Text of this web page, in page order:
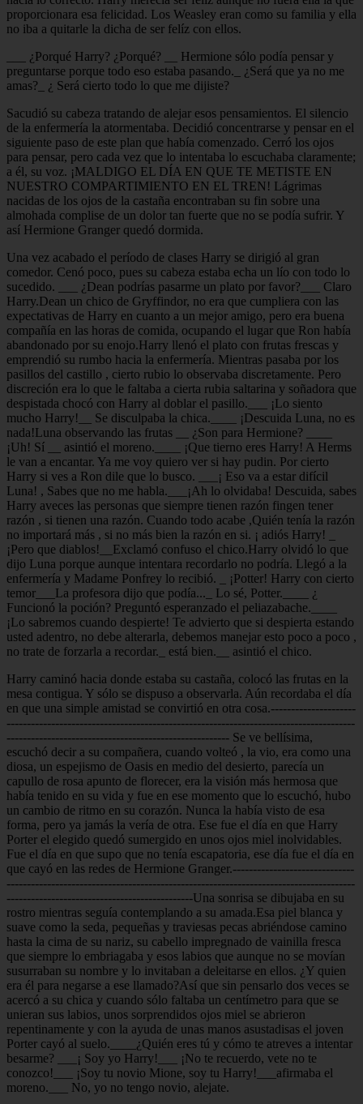
proporcionara esa felicidad. Los Weasley eran como su familia y ella
no iba a quitarle la dicha de ser felíz con ellos.
___ ¿Porqué Harry? ¿Porqué? __ Hermione sólo podía pensar y
preguntarse porque todo eso estaba pasando._ ¿Será que ya no me
amas?_ ¿ Será cierto todo lo que me dijiste?
Sacudió su cabeza tratando de alejar esos pensamientos. El silencio
de la enfermería la atormentaba. Decidió concentrarse y pensar en el
siguiente paso de este plan que había comenzado. Cerró los ojos
para pensar, pero cada vez que lo intentaba lo escuchaba claramente;
a él, su voz. ¡MALDIGO EL DÍA EN QUE TE METISTE EN
NUESTRO COMPARTIMIENTO EN EL TREN! Lágrimas
nacidas de los ojos de la castaña encontraban su fin sobre una
almohada complise de un dolor tan fuerte que no se podía sufrir. Y
así Hermione Granger quedó dormida.
Una vez acabado el período de clases Harry se dirigió al gran
comedor. Cenó poco, pues su cabeza estaba echa un lío con todo lo
sucedido. ___ ¿Dean podrías pasarme un plato por favor?___ Claro
Harry.Dean un chico de Gryffindor, no era que cumpliera con las
expectativas de Harry en cuanto a un mejor amigo, pero era buena
compañía en las horas de comida, ocupando el lugar que Ron había
abandonado por su enojo.Harry llenó el plato con frutas frescas y
emprendió su rumbo hacia la enfermería. Mientras pasaba por los
pasillos del castillo , cierto rubio lo observaba discretamente. Pero
discreción era lo que le faltaba a cierta rubia saltarina y soñadora que
despistada chocó con Harry al doblar el pasillo.___ ¡Lo siento
mucho Harry!__ Se disculpaba la chica.____ ¡Descuida Luna, no es
nada!Luna observando las frutas __ ¿Son para Hermione? ____
¡Uh! Sí __ asintió el moreno.____ ¡Que tierno eres Harry! A Herms
le van a encantar. Ya me voy quiero ver si hay pudin. Por cierto
Harry si ves a Ron dile que lo busco. ___¡ Eso va a estar difícil
Luna! , Sabes que no me habla.___¡Ah lo olvidaba! Descuida, sabes
Harry aveces las personas que siempre tienen razón fingen tener
razón , si tienen una razón. Cuando todo acabe ,Quién tenía la razón
no importará más , si no más bien la razón en si. ¡ adiós Harry! _
¡Pero que diablos!__Exclamó confuso el chico.Harry olvidó lo que
dijo Luna porque aunque intentara recordarlo no podría. Llegó a la
enfermería y Madame Ponfrey lo recibió. _ ¡Potter! Harry con cierto
temor___La profesora dijo que podía..._ Lo sé, Potter.____ ¿
Funcionó la poción? Preguntó esperanzado el peliazabache.____
¡Lo sabremos cuando despierte! Te advierto que si despierta estando
usted adentro, no debe alterarla, debemos manejar esto poco a poco ,
no trate de forzarla a recordar._ está bien.__ asintió el chico.
Harry caminó hacia donde estaba su castaña, colocó las frutas en la
mesa contigua. Y sólo se dispuso a observarla. Aún recordaba el día
en que una simple amistad se convirtió en otra cosa.---------------------
--------------------------------------------------------------------------------------
------------------------------------------------------- Se ve bellísima,
escuchó decir a su compañera, cuando volteó , la vio, era como una
diosa, un espejismo de Oasis en medio del desierto, parecía un
capullo de rosa apunto de florecer, era la visión más hermosa que
había tenido en su vida y fue en ese momento que lo escuchó, hubo
un cambio de ritmo en su corazón. Nunca la había visto de esa
forma, pero ya jamás la vería de otra. Ese fue el día en que Harry
Porter el elegido quedó sumergido en unos ojos miel inolvidables.
Fue el día en que supo que no tenía escapatoria, ese día fue el día en
que cayó en las redes de Hermione Granger.------------------------------
--------------------------------------------------------------------------------------
----------------------------------------------Una sonrisa se dibujaba en su
rostro mientras seguía contemplando a su amada.Esa piel blanca y
suave como la seda, pequeñas y traviesas pecas abriéndose camino
hasta la cima de su nariz, su cabello impregnado de vainilla fresca
que siempre lo embriagaba y esos labios que aunque no se movían
susurraban su nombre y lo invitaban a deleitarse en ellos. ¿Y quien
era él para negarse a ese llamado?Así que sin pensarlo dos veces se
acercó a su chica y cuando sólo faltaba un centímetro para que se
unieran sus labios, unos sorprendidos ojos miel se abrieron
repentinamente y con la ayuda de unas manos asustadisas el joven
Porter cayó al suelo.____¿Quién eres tú y cómo te atreves a intentar
besarme? ___¡ Soy yo Harry!___ ¡No te recuerdo, vete no te
conozco!___ ¡Soy tu novio Mione, soy tu Harry!___afirmaba el
moreno.___ No, yo no tengo novio, alejate.